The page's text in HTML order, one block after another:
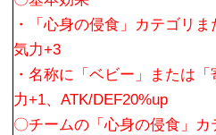
・「心身の侵食」カテゴリ
気力+3
・名称に「ベビー」または
力+1、ATK/DEF20%up
〇チームの「心身の侵食」カ